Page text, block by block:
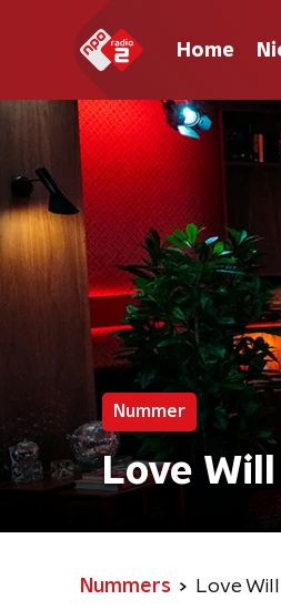
Home
Nummer
Love
Nummers Love